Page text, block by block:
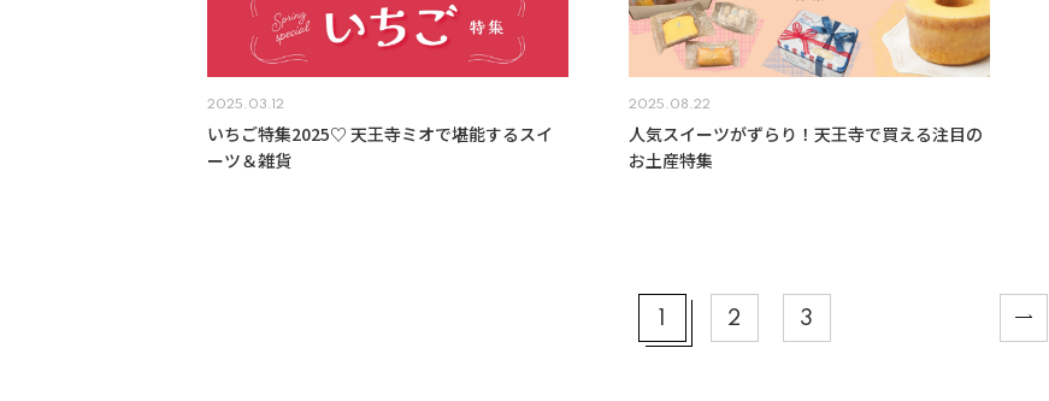
2025.03.12
いちご特集2025♡ 天王寺ミオで堪能するスイ
ーツ＆雑貨
2025.08.22
人気スイーツがずらり！天王寺で買える注目の
お土産特集
2 3